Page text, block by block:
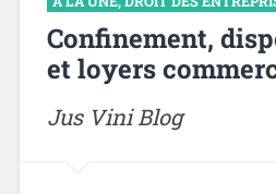
Confinement,
et loyers
Jus Vini Blog